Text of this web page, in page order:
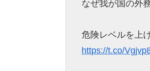
なぜ我が国の外
危険レベルを上
https://t.co/